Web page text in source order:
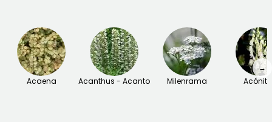
Acaena Acanthus - Acanto Milenrama
→